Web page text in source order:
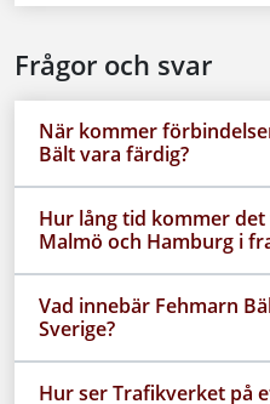
Frågor och svar
När kommer
Bält vara färdig?
Hur lång tid kommer
Malmö och Hamburg i
Vad innebär Fehmarn
Sverige?
Hur ser Trafikverket på